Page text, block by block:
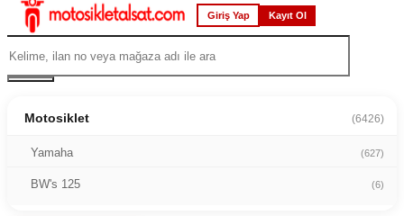
Giriş Yap Kayıt Ol
Motosiklet (6426)
Yamaha (627)
BW's 125 (6)